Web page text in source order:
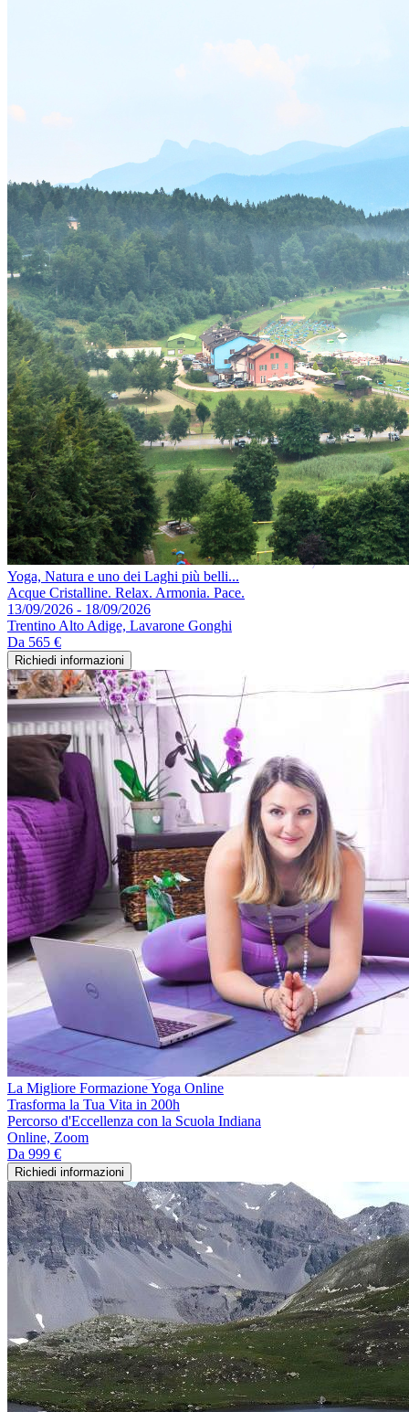
Yoga, Natura e uno dei Laghi più belli...
Acque Cristalline. Relax. Armonia. Pace.
13/09/2026 - 18/09/2026
Trentino Alto Adige, Lavarone Gonghi
Da 565 €
Richiedi informazioni
La Migliore Formazione Yoga Online
Trasforma la Tua Vita in 200h
Percorso d'Eccellenza con la Scuola Indiana
Online, Zoom
Da 999 €
Richiedi informazioni